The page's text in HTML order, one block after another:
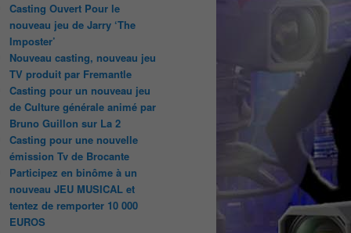
Casting Ouvert Pour le
nouveau jeu de Jarry ‘The
Imposter’
Nouveau casting, nouveau jeu
TV produit par Fremantle
Casting pour un nouveau jeu
de Culture générale animé par
Bruno Guillon sur La 2
Casting pour une nouvelle
émission Tv de Brocante
Participez en binôme à un
nouveau JEU MUSICAL et
tentez de remporter 10 000
EUROS